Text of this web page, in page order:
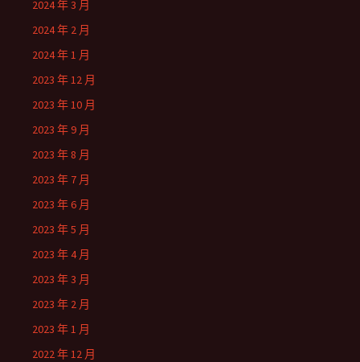
2024 年 3 月
2024 年 2 月
2024 年 1 月
2023 年 12 月
2023 年 10 月
2023 年 9 月
2023 年 8 月
2023 年 7 月
2023 年 6 月
2023 年 5 月
2023 年 4 月
2023 年 3 月
2023 年 2 月
2023 年 1 月
2022 年 12 月